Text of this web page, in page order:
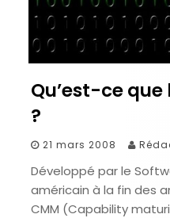
Qu’est-ce
?
21 mars 2008
Développé par le
américain à la fin des
CMM (Capability